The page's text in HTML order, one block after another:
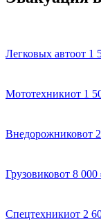
Легковых автоот 1
Мототехникиот 1
Внедорожниковот
Грузовиковот 8 000
Спецтехникиот 2